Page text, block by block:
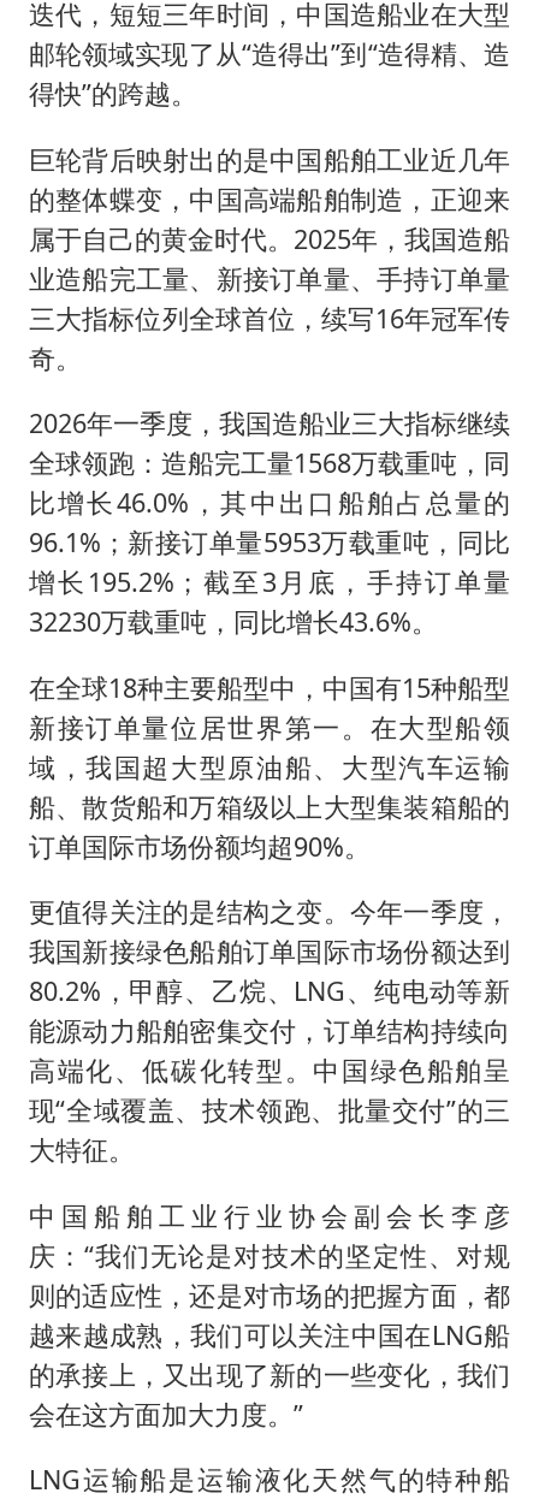
迭代，短短三年时间，中国造船业在大型
邮轮领域实现了从“造得出”到“造得精、造
得快”的跨越。
巨轮背后映射出的是中国船舶工业近几年
的整体蝶变，中国高端船舶制造，正迎来
属于自己的黄金时代。2025年，我国造船
业造船完工量、新接订单量、手持订单量
三大指标位列全球首位，续写16年冠军传
奇。
2026年一季度，我国造船业三大指标继续
全球领跑：造船完工量1568万载重吨，同
比增长46.0%，其中出口船舶占总量的
96.1%；新接订单量5953万载重吨，同比
增长195.2%；截至3月底，手持订单量
32230万载重吨，同比增长43.6%。
在全球18种主要船型中，中国有15种船型
新接订单量位居世界第一。在大型船领
域，我国超大型原油船、大型汽车运输
船、散货船和万箱级以上大型集装箱船的
订单国际市场份额均超90%。
更值得关注的是结构之变。今年一季度，
我国新接绿色船舶订单国际市场份额达到
80.2%，甲醇、乙烷、LNG、纯电动等新
能源动力船舶密集交付，订单结构持续向
高端化、低碳化转型。中国绿色船舶呈
现“全域覆盖、技术领跑、批量交付”的三
大特征。
中国船舶工业行业协会副会长李彦
庆：“我们无论是对技术的坚定性、对规
则的适应性，还是对市场的把握方面，都
越来越成熟，我们可以关注中国在LNG船
的承接上，又出现了新的一些变化，我们
会在这方面加大力度。”
LNG运输船是运输液化天然气的特种船